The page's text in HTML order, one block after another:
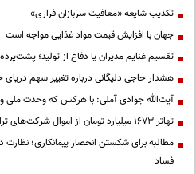
تکذیب شایعه «معافیت سربازان فراری»
جهان با افزایش قیمت مواد غذایی مواجه است
تقسیم غنایم مدیران یا دفاع از تولید؛
هشدار حاجی دلیگانی درباره تغییر سهم دریای
آیت‌الله جوادی آملی: با هرکس که وحدت ملی و
تهاتر ۱۶۷۳ میلیارد تومان از اموال شرکت‌های تراستی
مطالبه برای شکستن انحصار پیمانکاری؛ نظارت
فساد